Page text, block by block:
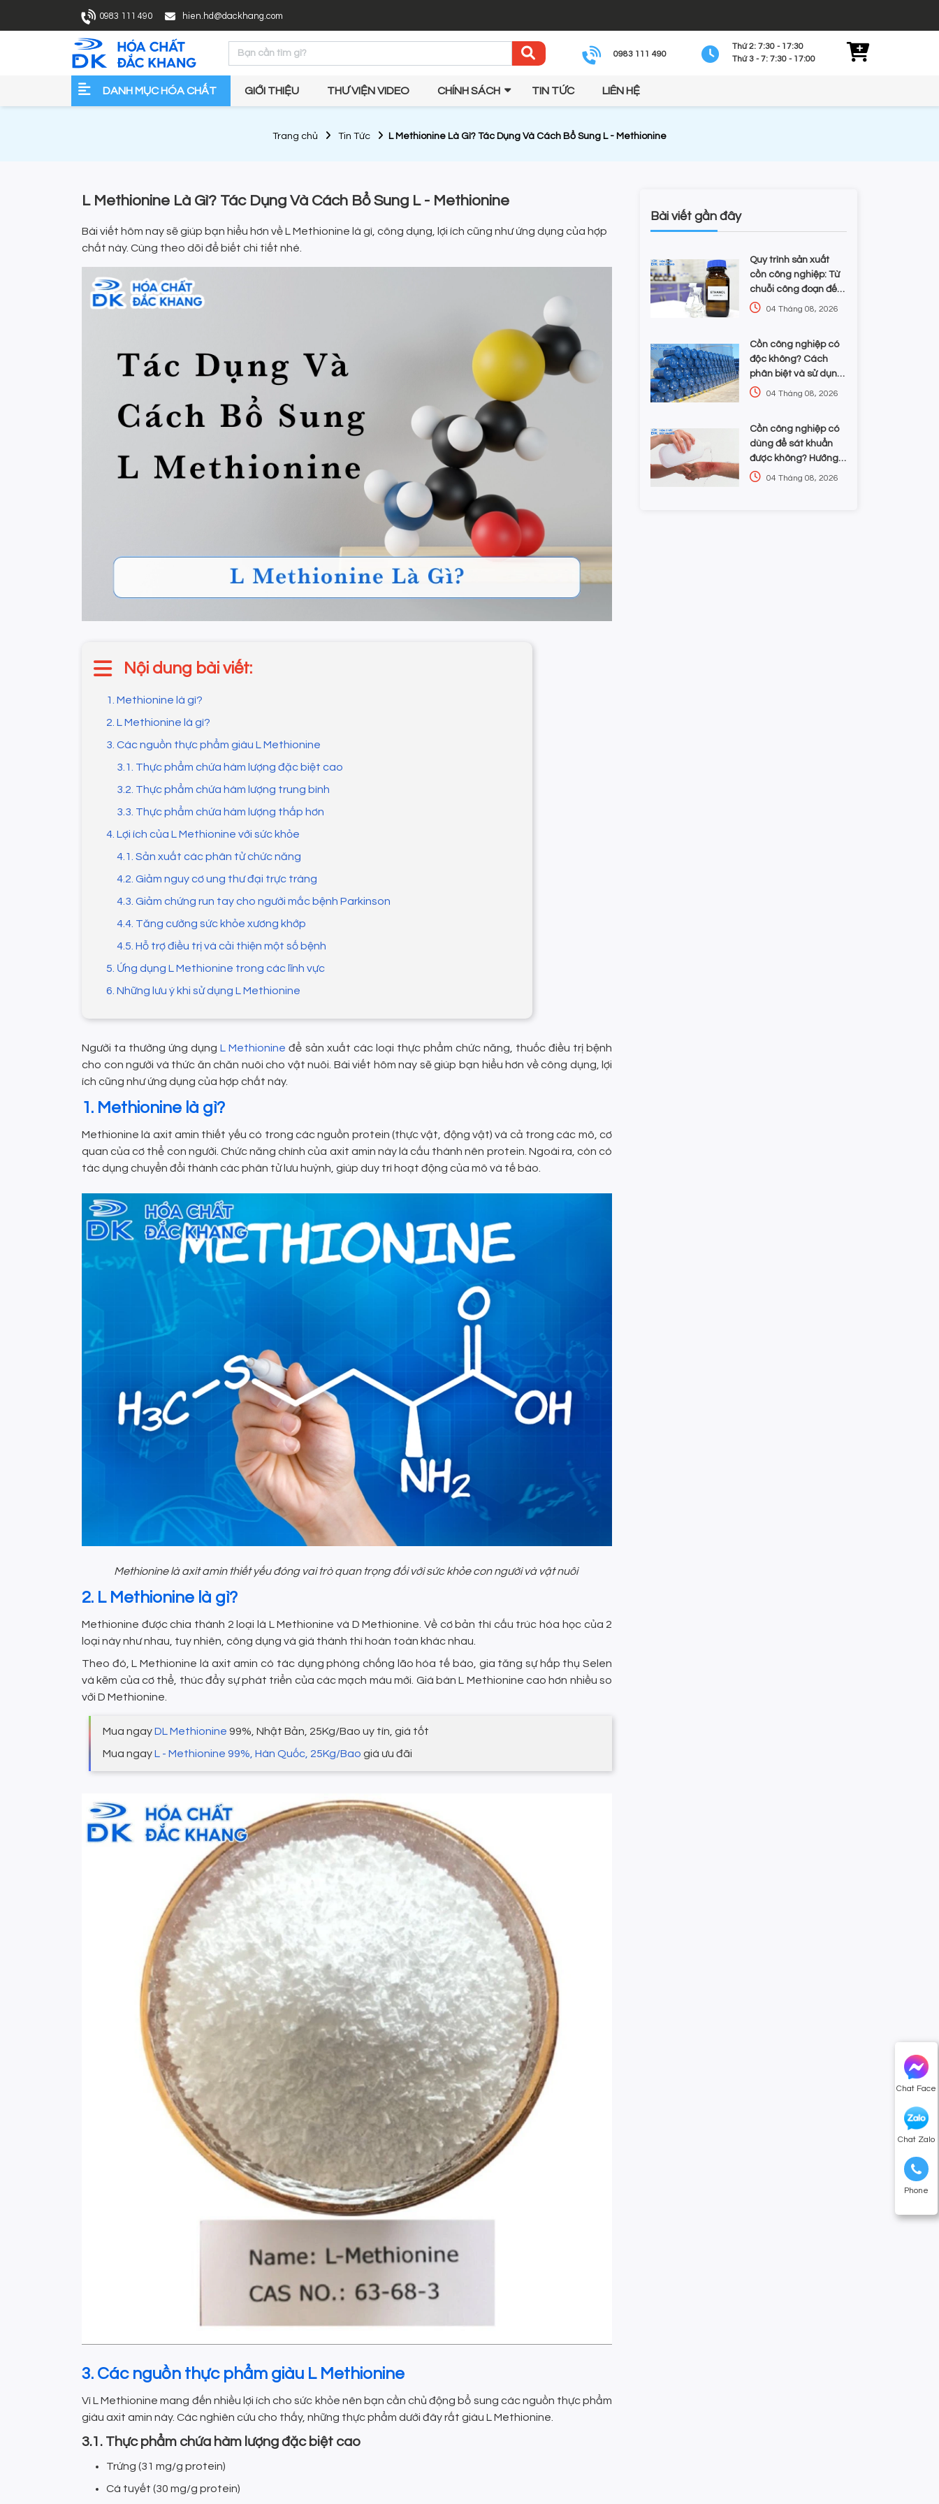
0983 111 490 hien.hd@dackhang.com
0983 111 490
Thứ 2: 7:30 - 17:30
Thứ 3 - 7: 7:30 - 17:00
DANH MỤC HÓA CHẤT GIỚI THIỆU THƯ VIỆN VIDEO CHÍNH SÁCH TIN TỨC LIÊN HỆ
Chat Face
Chat Zalo
Phone
Trang chủ Tin Tức L Methionine Là Gì? Tác Dụng Và Cách Bổ Sung L - Methionine
L Methionine Là Gì? Tác Dụng Và Cách Bổ Sung L - Methionine
Bài viết hôm nay sẽ giúp bạn hiểu hơn về L Methionine là gì, công dụng, lợi ích cũng như ứng dụng của hợp
chất này. Cùng theo dõi để biết chi tiết nhé.
Nội dung bài viết:
1. Methionine là gì?
2. L Methionine là gì?
3. Các nguồn thực phẩm giàu L Methionine
3.1. Thực phẩm chứa hàm lượng đặc biệt cao
3.2. Thực phẩm chứa hàm lượng trung bình
3.3. Thực phẩm chứa hàm lượng thấp hơn
4. Lợi ích của L Methionine với sức khỏe
4.1. Sản xuất các phân tử chức năng
4.2. Giảm nguy cơ ung thư đại trực tràng
4.3. Giảm chứng run tay cho người mắc bệnh Parkinson
4.4. Tăng cường sức khỏe xương khớp
4.5. Hỗ trợ điều trị và cải thiện một số bệnh
5. Ứng dụng L Methionine trong các lĩnh vực
6. Những lưu ý khi sử dụng L Methionine
Người ta thường ứng dụngL Methionine để sản xuất các loại thực phẩm chức năng, thuốc điều trị bệnh
cho con người và thức ăn chăn nuôi cho vật nuôi. Bài viết hôm nay sẽ giúp bạn hiểu hơn về công dụng, lợi
ích cũng như ứng dụng của hợp chất này.
1. Methionine là gì?
Methionine là axit amin thiết yếu có trong các nguồn protein (thực vật, động vật) và cả trong các mô, cơ
quan của cơ thể con người. Chức năng chính của axit amin này là cấu thành nên protein. Ngoài ra, còn có
tác dụng chuyển đổi thành các phân tử lưu huỳnh, giúp duy trì hoạt động của mô và tế bào.
Methionine là axit amin thiết yếu đóng vai trò quan trọng đối với sức khỏe con người và vật nuôi
2. L Methionine là gì?
Methionine được chia thành 2 loại là L Methionine và D Methionine. Về cơ bản thì cấu trúc hóa học của 2
loại này như nhau, tuy nhiên, công dụng và giá thành thì hoàn toàn khác nhau.
Theo đó, L Methionine là axit amin có tác dụng phòng chống lão hóa tế bào, gia tăng sự hấp thụ Selen
và kẽm của cơ thể, thúc đẩy sự phát triển của các mạch máu mới. Giá bán L Methionine cao hơn nhiều so
với D Methionine.
Mua ngayDL Methionine 99%, Nhật Bản, 25Kg/Bao uy tín, giá tốt
Mua ngayL - Methionine 99%, Hàn Quốc, 25Kg/Bao giá ưu đãi
3. Các nguồn thực phẩm giàu L Methionine
Vì L Methionine mang đến nhiều lợi ích cho sức khỏe nên bạn cần chủ động bổ sung các nguồn thực phẩm
giàu axit amin này. Các nghiên cứu cho thấy, những thực phẩm dưới đây rất giàu L Methionine.
3.1. Thực phẩm chứa hàm lượng đặc biệt cao
Trứng (31 mg/g protein)
Cá tuyết (30 mg/g protein)
Bài viết gần đây
Quy trình sản xuất
cồn công nghiệp: Từ
chuỗi công đoạn đến
kiểm soát tạp chất và
04 Tháng 08, 2026
Cồn công nghiệp có
độc không? Cách
phân biệt và sử dụng
an toàn cho doanh
04 Tháng 08, 2026
Cồn công nghiệp có
dùng để sát khuẩn
được không? Hướng
dẫn chọn nồng độ và
04 Tháng 08, 2026